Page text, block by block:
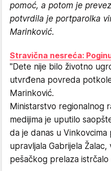
pomoć, a potom je
potvrdila je portparolka
Marinković.
Stravična nesreća:
"Dete nije bilo životno
utvrđena povreda
Marinković.
Ministarstvo regionalnog
medijima je uputilo
da je danas u
upravljala Gabrijela
pešačkog prelaza istrčalo